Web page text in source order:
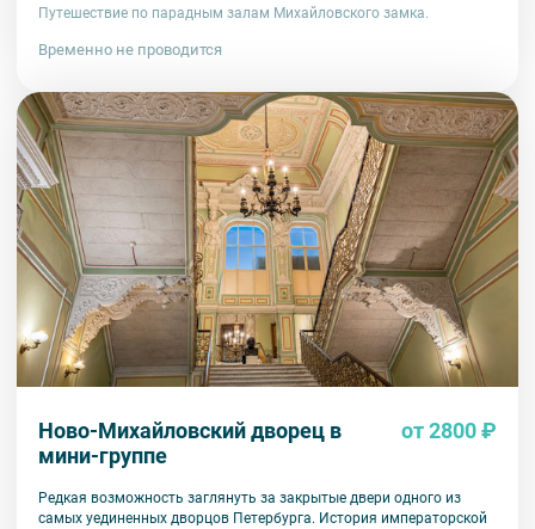
Путешествие по парадным залам Михайловского замка.
Временно не проводится
Ново-Михайловский дворец в
мини-группе
от 2800 ₽
Редкая возможность заглянуть за закрытые двери одного из
самых уединенных дворцов Петербурга. История императорской